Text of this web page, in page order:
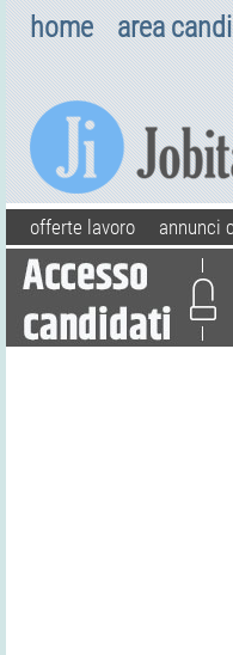
home area
offerte lavoro annunci